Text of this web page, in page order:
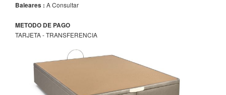
Baleares : A Consultar
METODO DE PAGO
TARJETA - TRANSFERENCIA